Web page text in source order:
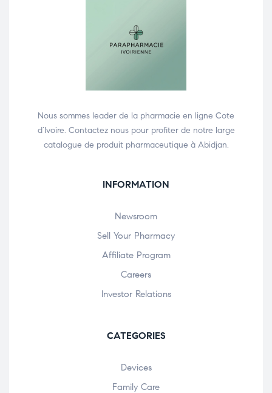
Nous sommes leader de la pharmacie en ligne Cote
d’Ivoire. Contactez nous pour profiter de notre large
catalogue de produit pharmaceutique à Abidjan.
INFORMATION
Newsroom
Sell Your Pharmacy
Affiliate Program
Careers
Investor Relations
CATEGORIES
Devices
Family Care